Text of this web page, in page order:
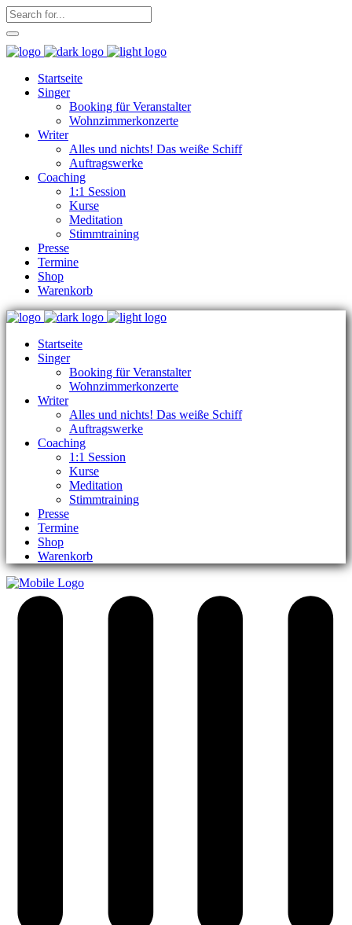
Startseite
Singer
Booking für Veranstalter
Wohnzimmerkonzerte
Writer
Alles und nichts! Das weiße Schiff
Auftragswerke
Coaching
1:1 Session
Kurse
Meditation
Stimmtraining
Presse
Termine
Shop
Warenkorb
Startseite
Singer
Booking für Veranstalter
Wohnzimmerkonzerte
Writer
Alles und nichts! Das weiße Schiff
Auftragswerke
Coaching
1:1 Session
Kurse
Meditation
Stimmtraining
Presse
Termine
Shop
Warenkorb